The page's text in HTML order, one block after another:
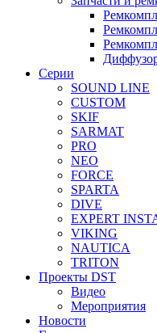
Серии
SOUND LINE
CUSTOM
SKIF
SARMAT
PRO
NEO
FORCE
SPARTA
DIVE
EXPERT
VIKING
NAUTICA
TRITON
Проекты DST
Видео
Мероприятия
Новости